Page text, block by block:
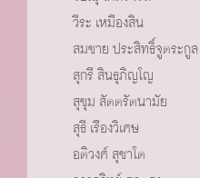
วีระ เหมืองสิน
สมชาย ประสิทธิ์จูตระกูล
สุกรี สินธุภิญโญ
สุขุม สัตตรัตนามัย
สุธี เรืองวิเศษ
อติวงศ์ สุชาโต